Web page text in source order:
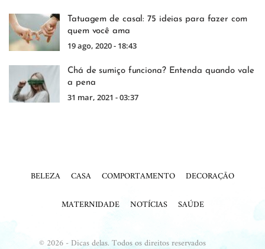
Tatuagem de casal: 75 ideias para fazer com
quem você ama
19 ago, 2020 - 18:43
Chá de sumiço funciona? Entenda quando vale
a pena
31 mar, 2021 - 03:37
BELEZA CASA COMPORTAMENTO
DECORAÇÃO
MATERNIDADE
NOTÍCIAS SAÚDE
© 2026 - Dicas delas. Todos os direitos reservados